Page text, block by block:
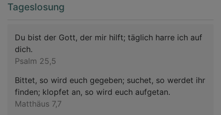
Tageslosung
Du bist der Gott, der mir hilft; täglich harre ich auf
dich.
Psalm 25,5
Bittet, so wird euch gegeben; suchet, so werdet ihr
finden; klopfet an, so wird euch aufgetan.
Matthäus 7,7